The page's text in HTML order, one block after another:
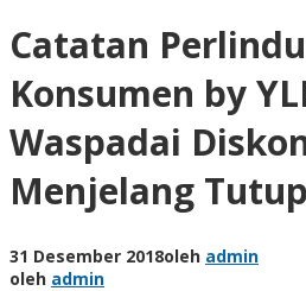
Catatan
Konsumen by
Waspadai
Menjelang
31 Desember 2018oleh admin
oleh admin